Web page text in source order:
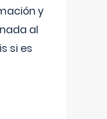
y
al
si es